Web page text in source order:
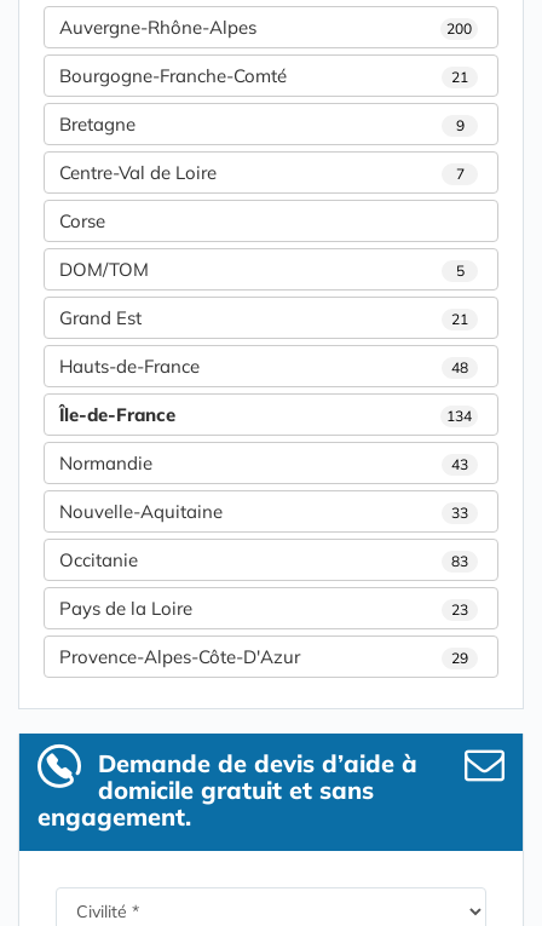
Auvergne-Rhône-Alpes 200
Bourgogne-Franche-Comté 21
Bretagne 9
Centre-Val de Loire 7
Corse
DOM/TOM 5
Grand Est 21
Hauts-de-France 48
Île-de-France 134
Normandie 43
Nouvelle-Aquitaine 33
Occitanie 83
Pays de la Loire 23
Provence-Alpes-Côte-D'Azur 29
Demande de devis d’aide à
domicile gratuit et sans
engagement.